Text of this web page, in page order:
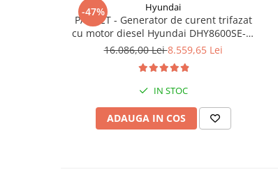
-47% Hyundai
PACHET - Generator de curent trifazat
cu motor diesel Hyundai DHY8600SE-T,
putere motor 12 CP, Putere maxima 7.9
Automatizare trifazata ATS12-3P
16.086,00 Lei8.559,65 Lei
IN STOC
ADAUGA IN COS